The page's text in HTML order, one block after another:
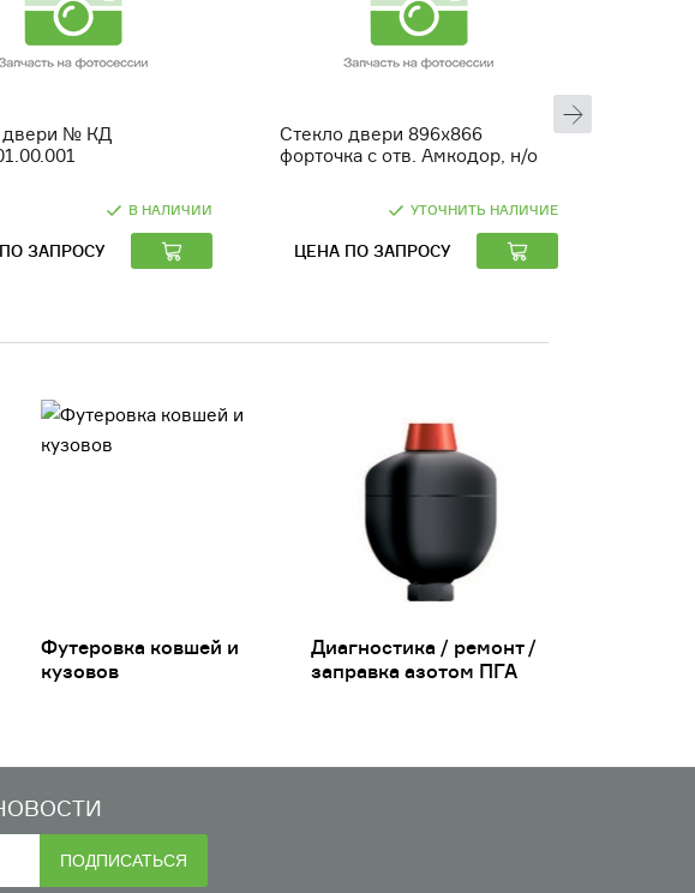
двери № КД
В НАЛИЧИИ
ЗАПРОСУ
Стекло двери 896х866
форточка с отв. Амкодор, н/о
УТОЧНИТЬ НАЛИЧИЕ
ЦЕНА ПО ЗАПРОСУ
Футеровка ковшей и
кузовов
Диагностика / ремонт /
заправка азотом ПГА
ПОДПИСАТЬСЯ